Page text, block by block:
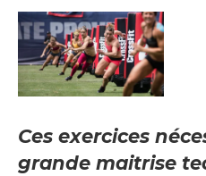
Ces exercices
grande maitrise